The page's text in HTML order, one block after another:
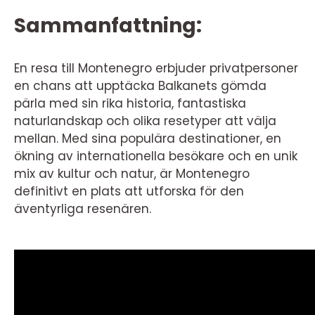
Sammanfattning:
En resa till Montenegro erbjuder privatpersoner
en chans att upptäcka Balkanets gömda
pärla med sin rika historia, fantastiska
naturlandskap och olika resetyper att välja
mellan. Med sina populära destinationer, en
ökning av internationella besökare och en unik
mix av kultur och natur, är Montenegro
definitivt en plats att utforska för den
äventyrliga resenären.